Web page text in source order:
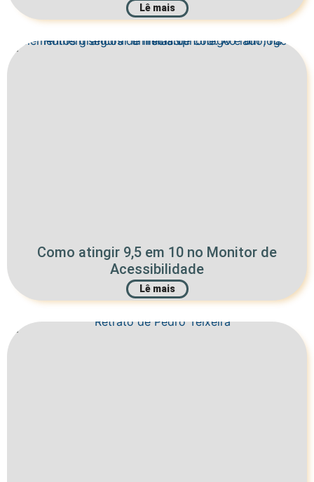
Lê mais
Como atingir 9,5 em 10 no Monitor de
Acessibilidade
Lê mais